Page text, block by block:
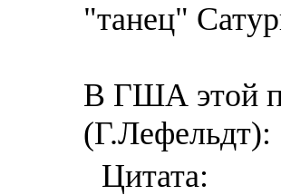
"танец"
В ГША этой
(Г.Лефельдт):
Цитата: